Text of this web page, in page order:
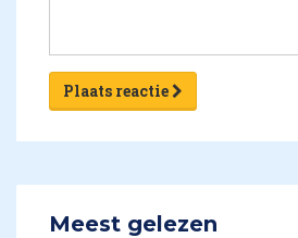
Plaats reactie
Meest gelezen